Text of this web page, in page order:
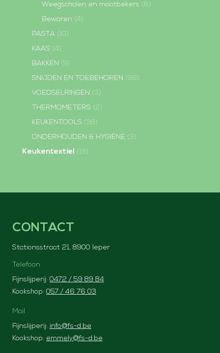
Weegschalen en maatbekers (6)
Bewaren (4)
PASTA (10)
KAAS (4)
BAKKEN (9)
SNIJDEN EN TOEBEHOREN (96)
VOEDSELRINGEN (3)
THERMOMETERS (2)
KEUKENTOOLS (38)
ONDERHOUDEN & HYGIËNE (3)
Keukentextiel (19)
CONTACT
Stationsstraat 21, 8900 Ieper
Telefoon
Fijnslijperij: 0472 / 59 89 84
Kookshop: 057 / 46 76 03
Mail
Fijnslijperij: info@fs-d.be
Kookshop: emmely@fs-d.be